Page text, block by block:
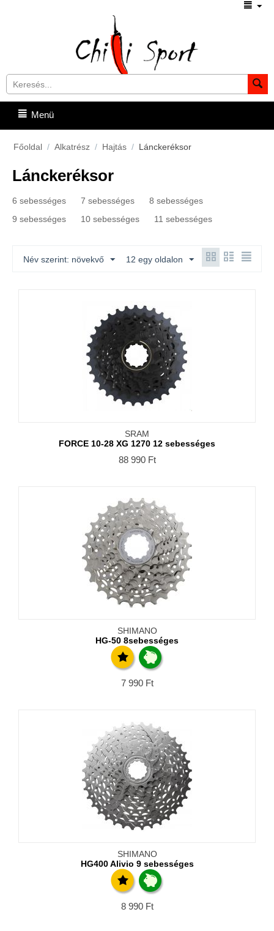
Menü
Főoldal / Alkatrész / Hajtás / Lánckeréksor
Lánckeréksor
6 sebességes 7 sebességes
8 sebességes
9 sebességes
10 sebességes 11 sebességes
Név szerint: növekvő 12 egy oldalon
SRAM
FORCE 10-28 XG 1270 12 sebességes
88 990 Ft
SHIMANO
HG-50 8sebességes
7 990 Ft
SHIMANO
HG400 Alivio 9 sebességes
8 990 Ft